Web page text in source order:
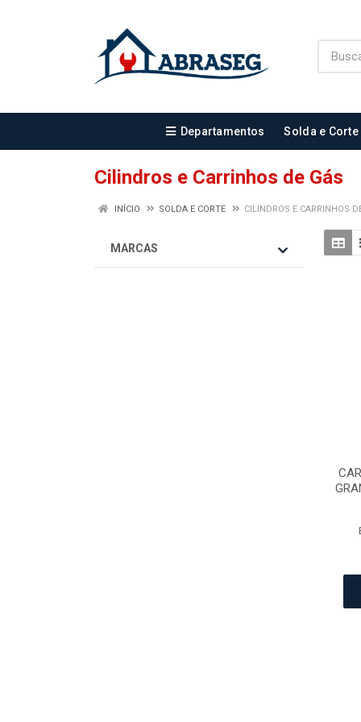
Departamentos Solda e Corte
Cilindros e Carrinhos de Gás
INÍCIO SOLDA E CORTE CILINDROS E CARRINHOS
MARCAS